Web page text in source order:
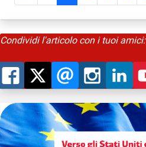
Condividi l'articolo con i tuoi amici: